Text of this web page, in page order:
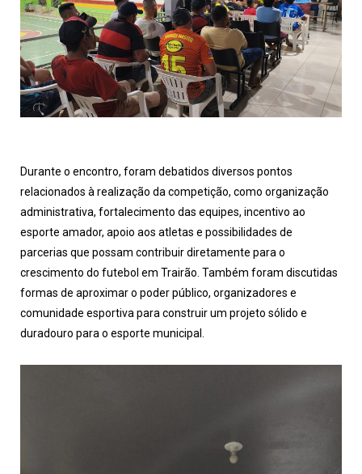
Durante o encontro, foram debatidos diversos pontos
relacionados à realização da competição, como organização
administrativa, fortalecimento das equipes, incentivo ao
esporte amador, apoio aos atletas e possibilidades de
parcerias que possam contribuir diretamente para o
crescimento do futebol em Trairão. Também foram discutidas
formas de aproximar o poder público, organizadores e
comunidade esportiva para construir um projeto sólido e
duradouro para o esporte municipal.